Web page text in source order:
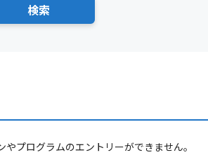
プログラムのエントリーができません。